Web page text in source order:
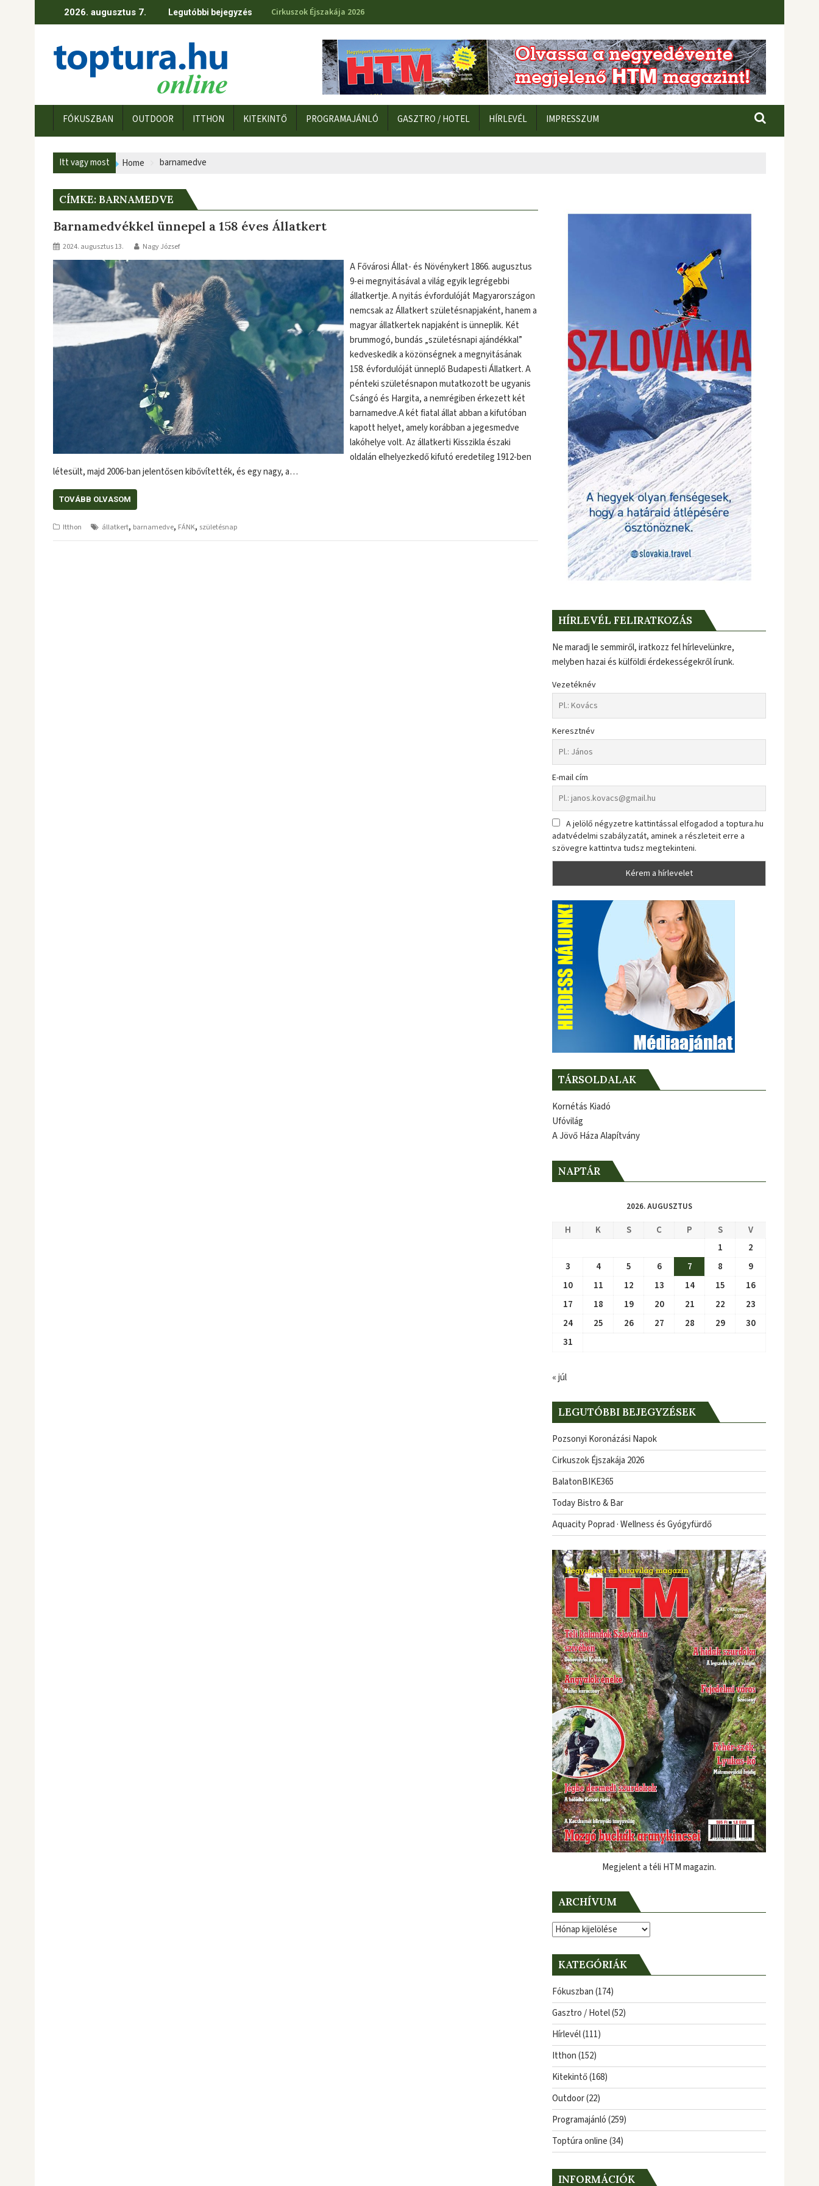
2026. augusztus 7. Legutóbbi bejegyzés Cirkuszok Éjszakája 2026
FÓKUSZBAN OUTDOOR ITTHON KITEKINTŐ PROGRAMAJÁNLÓ GASZTRO / HOTEL HÍRLEVÉL IMPRESSZUM
Itt vagy most Home barnamedve
CÍMKE: BARNAMEDVE
Barnamedvékkel ünnepel a 158 éves Állatkert
2024. augusztus 13. Nagy József
A Fővárosi Állat- és Növénykert 1866. augusztus
9-ei megnyitásával a világ egyik legrégebbi
állatkertje. A nyitás évfordulóját Magyarországon
nemcsak az Állatkert születésnapjaként, hanem a
magyar állatkertek napjaként is ünneplik. Két
brummogó, bundás „születésnapi ajándékkal”
kedveskedik a közönségnek a megnyitásának
158. évfordulóját ünneplő Budapesti Állatkert. A
pénteki születésnapon mutatkozott be ugyanis
Csángó és Hargita, a nemrégiben érkezett két
barnamedve.A két fiatal állat abban a kifutóban
kapott helyet, amely korábban a jegesmedve
lakóhelye volt. Az állatkerti Kisszikla északi
oldalán elhelyezkedő kifutó eredetileg 1912-ben
létesült, majd 2006-ban jelentősen kibővítették, és egy nagy, a…
TOVÁBB OLVASOM
Itthon állatkert, barnamedve, FÁNK, születésnap
HÍRLEVÉL FELIRATKOZÁS
Ne maradj le semmiről, iratkozz fel hírlevelünkre,
melyben hazai és külföldi érdekességekről írunk.
Vezetéknév
Keresztnév
E-mail cím
A jelölő négyzetre kattintással elfogadod a toptura.hu
adatvédelmi szabályzatát, aminek a részleteit erre a
szövegre kattintva tudsz megtekinteni.
TÁRSOLDALAK
Kornétás Kiadó
Ufóvilág
A Jövő Háza Alapítvány
NAPTÁR
2026. AUGUSZTUS
H K S C P S
V
1
2
3
4 5 6 7 8
9
10
11 12 13 14 15
16
17
18 19 20 21 22
23
24
25 26 27 28 29
30
31
« júl
LEGUTÓBBI BEJEGYZÉSEK
Pozsonyi Koronázási Napok
Cirkuszok Éjszakája 2026
BalatonBIKE365
Today Bistro & Bar
Aquacity Poprad · Wellness és Gyógyfürdő
Megjelent a téli HTM magazin.
ARCHÍVUM
Archívum
KATEGÓRIÁK
Fókuszban(174)
Gasztro / Hotel(52)
Hírlevél(111)
Itthon(152)
Kitekintő(168)
Outdoor(22)
Programajánló(259)
Toptúra online(34)
INFORMÁCIÓK